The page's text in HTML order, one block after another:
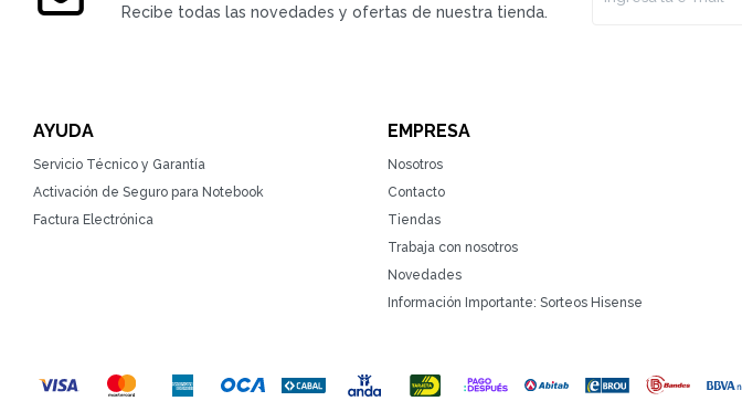
Recibe todas las novedades y ofertas de nuestra tienda.
AYUDA
Servicio Técnico y Garantía
Activación de Seguro para Notebook
Factura Electrónica
EMPRESA
Nosotros
Contacto
Tiendas
Trabaja con nosotros
Novedades
Información Importante: Sorteos Hisense